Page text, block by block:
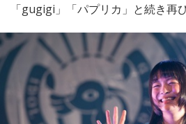
「gugigi」「パプリカ」と続き再